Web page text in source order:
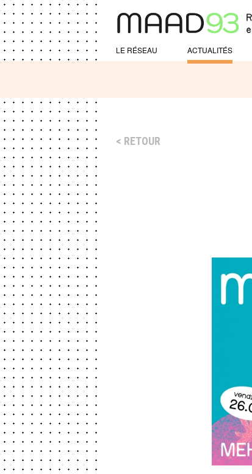
LE RÉSEAU ACTUALITÉS
RETOUR